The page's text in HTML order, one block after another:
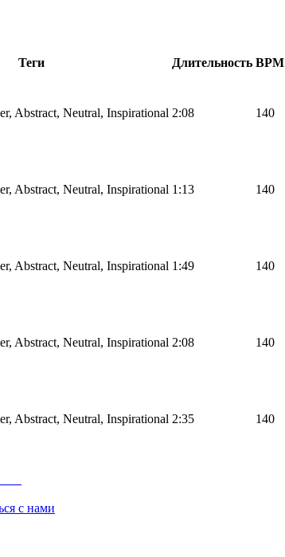
Теги Длительность BPM
Abstract, Neutral, Inspirational 2:08 140
Abstract, Neutral, Inspirational 1:13 140
Abstract, Neutral, Inspirational 1:49 140
Abstract, Neutral, Inspirational 2:08 140
Abstract, Neutral, Inspirational 2:35 140
с нами